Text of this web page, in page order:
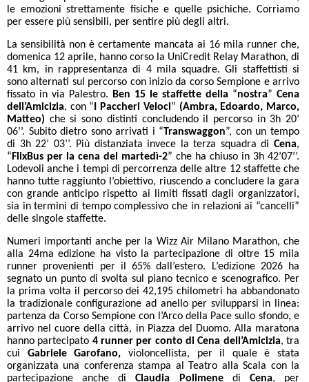
le emozioni strettamente fisiche e quelle psichiche. Corriamo
per essere più sensibili, per sentire più degli altri.
La sensibilità non è certamente mancata ai 16 mila runner che,
domenica 12 aprile, hanno corso la UniCredit Relay Marathon, di
41 km, in rappresentanza di 4 mila squadre. Gli staffettisti si
sono alternati sul percorso con inizio da corso Sempione e arrivo
fissato in via Palestro.
Ben 15 le staffette della “nostra” Cena
dell’Amicizia, con “ I Paccheri Veloci” (Ambra, Edoardo, Marco,
Matteo) che si sono distinti concludendo il percorso in 3h 20’
06’’. Subito dietro sono arrivati i “Transwaggon”, con un tempo
di 3h 22’ 03’’. Più distanziata invece la terza squadra di Cena,
“ FlixBus per la cena del martedì-2” che ha chiuso in 3h 42’07’’.
Lodevoli anche i tempi di percorrenza delle altre 12 staffette che
hanno tutte raggiunto l’obiettivo, riuscendo a concludere la gara
con grande anticipo rispetto ai limiti fissati dagli organizzatori,
sia in termini di tempo complessivo che in relazioni ai “cancelli”
delle singole staffette.
Numeri importanti anche per la Wizz Air Milano Marathon, che
alla 24ma edizione ha visto la partecipazione di oltre 15 mila
runner provenienti per il 65% dall’estero. L’edizione 2026 ha
segnato un punto di svolta sul piano tecnico e scenografico. Per
la prima volta il percorso dei 42,195 chilometri ha abbandonato
la tradizionale configurazione ad anello per svilupparsi in linea:
partenza da Corso Sempione con l’Arco della Pace sullo sfondo, e
arrivo nel cuore della città, in Piazza del Duomo. Alla maratona
hanno partecipato 4 runner per conto di Cena dell’Amicizia, tra
cui Gabriele Garofano, violoncellista, per il quale è stata
organizzata una conferenza stampa al Teatro alla Scala con la
partecipazione anche diClaudia Polimene di Cena, per